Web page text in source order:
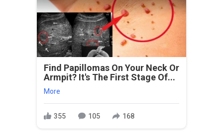
Find Papillomas On Your Neck Or
Armpit? It's The First Stage Of...
More
355 105 168